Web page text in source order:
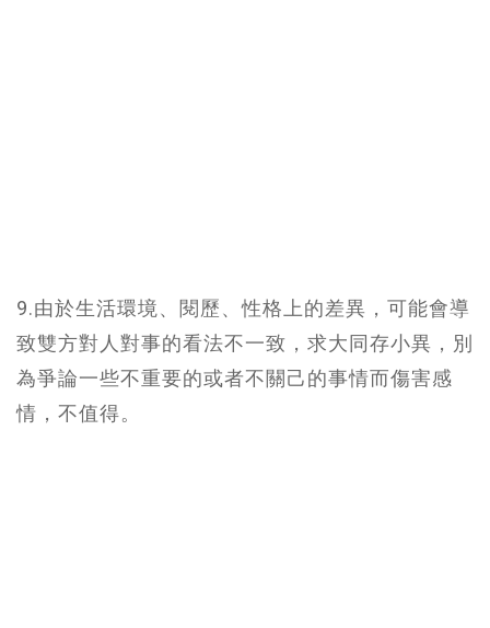
9.由於生活環境、閱歷、性格上的差異，可能會導
致雙方對人對事的看法不一致，求大同存小異，別
為爭論一些不重要的或者不關己的事情而傷害感
情，不值得。